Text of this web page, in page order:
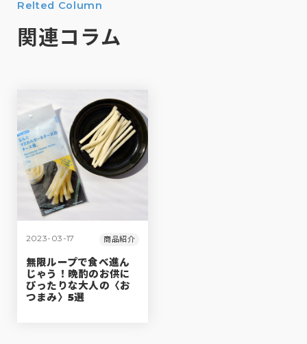
Relted Column
関連コラム
2023-03-17 商品紹介
無限ループで食べ進ん
じゃう！晩酌のお供に
ぴったりな大人の〈お
つまみ〉5選